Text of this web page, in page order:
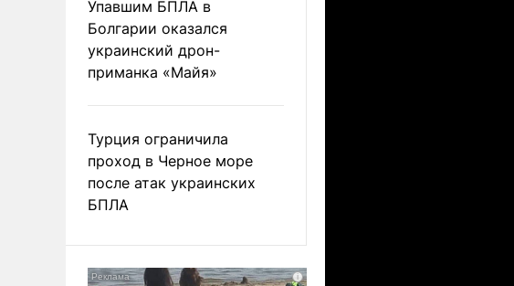
Упавшим БПЛА в
Болгарии оказался
украинский дрон-
приманка «Майя»
Турция ограничила
проход в Черное море
после атак украинских
БПЛА